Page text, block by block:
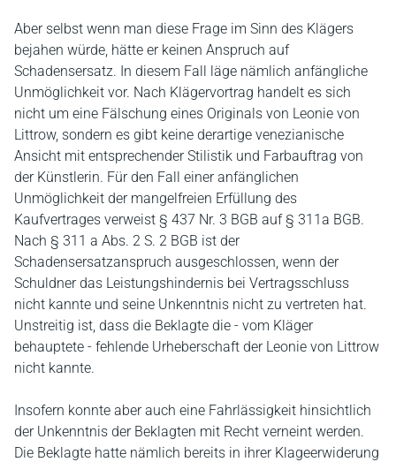
Aber selbst wenn man diese Frage im Sinn des Klägers
bejahen würde, hätte er keinen Anspruch auf
Schadensersatz. In diesem Fall läge nämlich anfängliche
Unmöglichkeit vor. Nach Klägervortrag handelt es sich
nicht um eine Fälschung eines Originals von Leonie von
Littrow, sondern es gibt keine derartige venezianische
Ansicht mit entsprechender Stilistik und Farbauftrag von
der Künstlerin. Für den Fall einer anfänglichen
Unmöglichkeit der mangelfreien Erfüllung des
Kaufvertrages verweist § 437 Nr. 3 BGB auf § 311a BGB.
Nach § 311 a Abs. 2 S. 2 BGB ist der
Schadensersatzanspruch ausgeschlossen, wenn der
Schuldner das Leistungshindernis bei Vertragsschluss
nicht kannte und seine Unkenntnis nicht zu vertreten hat.
Unstreitig ist, dass die Beklagte die - vom Kläger
behauptete - fehlende Urheberschaft der Leonie von Littrow
nicht kannte.
Insofern konnte aber auch eine Fahrlässigkeit hinsichtlich
der Unkenntnis der Beklagten mit Recht verneint werden.
Die Beklagte hatte nämlich bereits in ihrer Klageerwiderung